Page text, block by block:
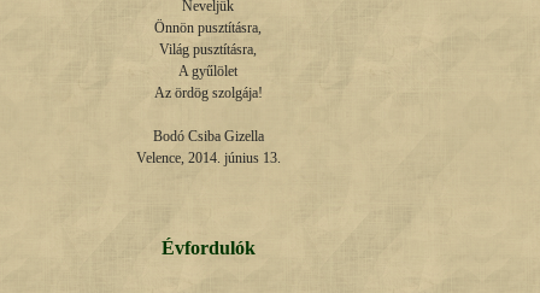
Neveljük
Önnön pusztításra,
Világ pusztításra,
A gyűlölet
Az ördög szolgája!
Bodó Csiba Gizella
Velence, 2014. június 13.
Évfordulók